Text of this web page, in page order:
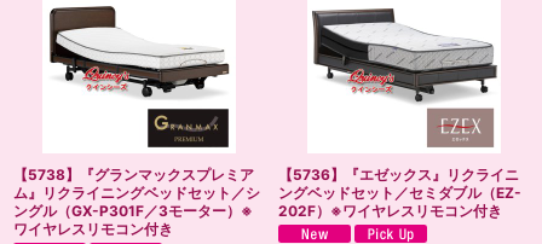
【5738】『グランマックスプレミア
ム』リクライニングベッドセット／シ
ングル（GX-P301F／3モーター）※
ワイヤレスリモコン付き
【5736】『エゼックス』リクライニ
ングベッドセット／セミダブル（EZ-
202F）※ワイヤレスリモコン付き